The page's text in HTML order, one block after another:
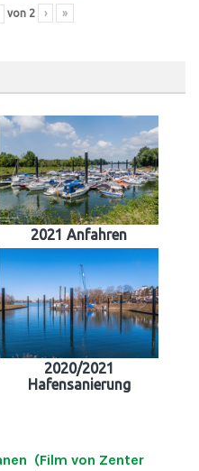
von 2 › »
2021 Anfahren
2020/2021
Hafensanierung
(Film von Zenter